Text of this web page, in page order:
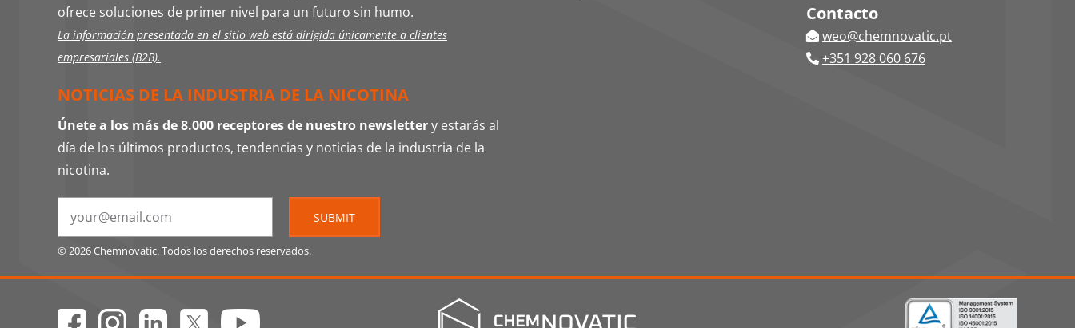
ofrece soluciones de primer nivel para un futuro sin humo.
La información presentada en el sitio web está dirigida únicamente a clientes
empresariales (B2B).
NOTICIAS DE LA INDUSTRIA DE LA NICOTINA
Únete a los más de 8.000 receptores de nuestro newslettery estarás al
día de los últimos productos, tendencias y noticias de la industria de la
nicotina.
SUBMIT
© 2026 Chemnovatic. Todos los derechos reservados.
Contacto
weo@chemnovatic.pt
+351 928 060 676